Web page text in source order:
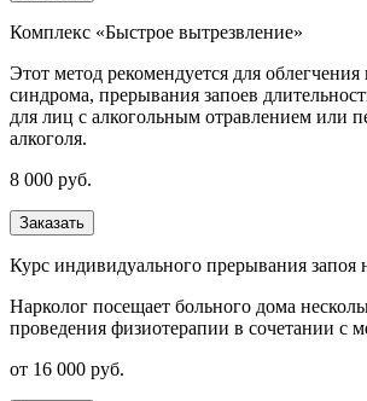
Комплекс «Быстрое вытрезвление»
Этот метод рекомендуется для
синдрома, прерывания запоев
для лиц с алкогольным отравлением или
алкоголя.
8 000 руб.
Заказать
Курс индивидуального прерывания запоя
Нарколог посещает больного дома
проведения физиотерапии в сочетании с
от 16 000 руб.